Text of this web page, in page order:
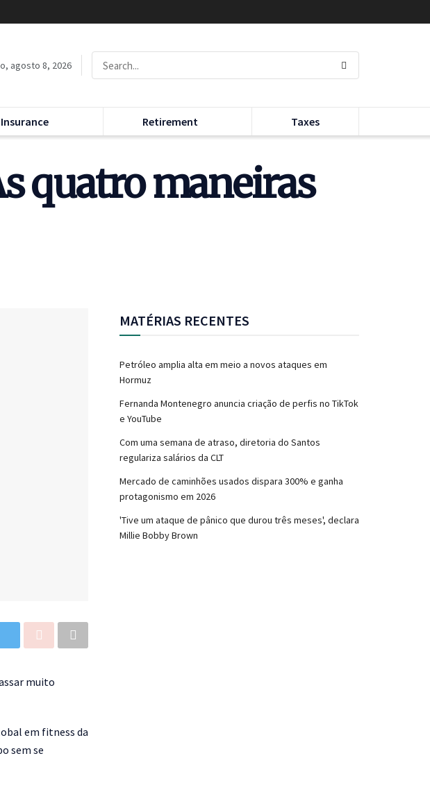
agosto 8, 2026
Insurance Retirement Taxes
quatro maneiras
muito
em fitness da
sem se
MATÉRIAS RECENTES
Petróleo amplia alta em meio a novos ataques em
Hormuz
Fernanda Montenegro anuncia criação de perfis no TikTok
e YouTube
Com uma semana de atraso, diretoria do Santos
regulariza salários da CLT
Mercado de caminhões usados dispara 300% e ganha
protagonismo em 2026
'Tive um ataque de pânico que durou três meses', declara
Millie Bobby Brown